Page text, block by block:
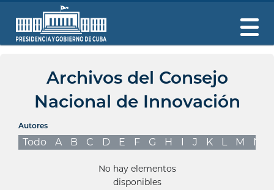
Archivos del Consejo
Nacional de Innovación
Autores
Todo A B C D E F G H I J K L M N
No hay elementos
disponibles